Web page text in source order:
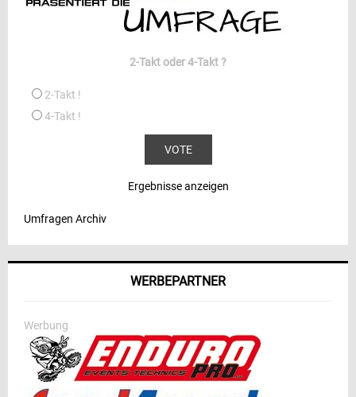
2-Takt oder 4-Takt ?
2-Takt !
4-Takt !
Ergebnisse anzeigen
Umfragen Archiv
WERBEPARTNER
Werbung